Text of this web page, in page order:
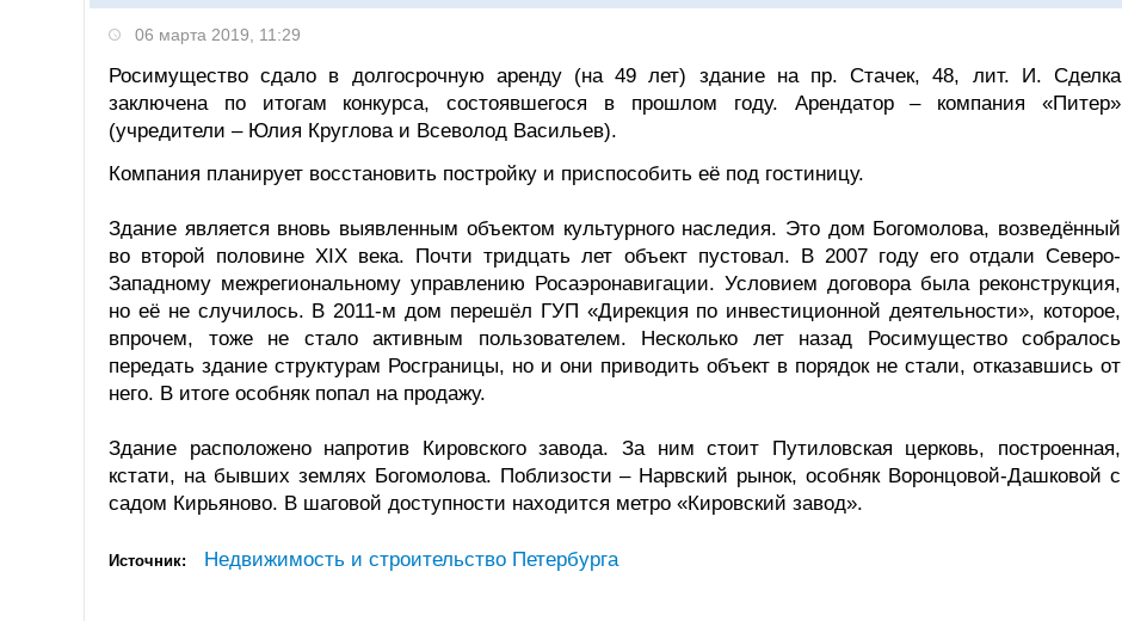
06 марта 2019, 11:29
Росимущество сдало в долгосрочную аренду (на 49 лет) здание на пр. Стачек, 48, лит. И. Сделка
заключена по итогам конкурса, состоявшегося в прошлом году. Арендатор – компания «Питер»
(учредители – Юлия Круглова и Всеволод Васильев).
Компания планирует восстановить постройку и приспособить её под гостиницу.
Здание является вновь выявленным объектом культурного наследия. Это дом Богомолова, возведённый
во второй половине XIX века. Почти тридцать лет объект пустовал. В 2007 году его отдали Северо-
Западному межрегиональному управлению Росаэронавигации. Условием договора была реконструкция,
но её не случилось. В 2011-м дом перешёл ГУП «Дирекция по инвестиционной деятельности», которое,
впрочем, тоже не стало активным пользователем. Несколько лет назад Росимущество собралось
передать здание структурам Росграницы, но и они приводить объект в порядок не стали, отказавшись от
него. В итоге особняк попал на продажу.
Здание расположено напротив Кировского завода. За ним стоит Путиловская церковь, построенная,
кстати, на бывших землях Богомолова. Поблизости – Нарвский рынок, особняк Воронцовой-Дашковой с
садом Кирьяново. В шаговой доступности находится метро «Кировский завод».
Источник: Недвижимость и строительство Петербурга